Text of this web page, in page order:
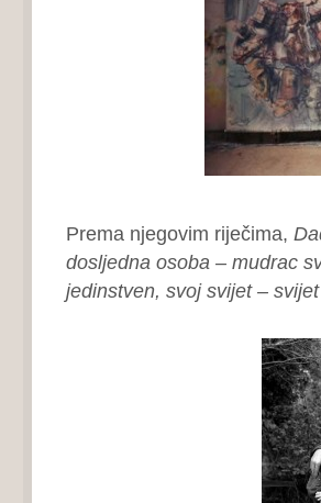
Prema njegovim riječima,
dosljedna osoba – mudrac
jedinstven, svoj svijet –